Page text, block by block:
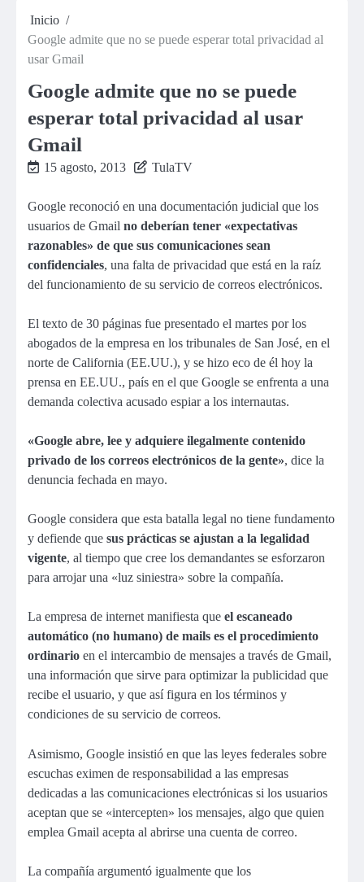
Inicio
Google admite que no se puede esperar total privacidad al
usar Gmail
Google admite que no se puede
esperar total privacidad al usar
Gmail
15 agosto, 2013 TulaTV
Google reconoció en una documentación judicial que los
usuarios de Gmail no deberían tener «expectativas
razonables» de que sus comunicaciones sean
confidenciales, una falta de privacidad que está en la raíz
del funcionamiento de su servicio de correos electrónicos.
El texto de 30 páginas fue presentado el martes por los
abogados de la empresa en los tribunales de San José, en el
norte de California (EE.UU.), y se hizo eco de él hoy la
prensa en EE.UU., país en el que Google se enfrenta a una
demanda colectiva acusado espiar a los internautas.
«Google abre, lee y adquiere ilegalmente contenido
privado de los correos electrónicos de la gente», dice la
denuncia fechada en mayo.
Google considera que esta batalla legal no tiene fundamento
y defiende que sus prácticas se ajustan a la legalidad
vigente, al tiempo que cree los demandantes se esforzaron
para arrojar una «luz siniestra» sobre la compañía.
La empresa de internet manifiesta que el escaneado
automático (no humano) de mails es el procedimiento
ordinario en el intercambio de mensajes a través de Gmail,
una información que sirve para optimizar la publicidad que
recibe el usuario, y que así figura en los términos y
condiciones de su servicio de correos.
Asimismo, Google insistió en que las leyes federales sobre
escuchas eximen de responsabilidad a las empresas
dedicadas a las comunicaciones electrónicas si los usuarios
aceptan que se «intercepten» los mensajes, algo que quien
emplea Gmail acepta al abrirse una cuenta de correo.
La compañía argumentó igualmente que los